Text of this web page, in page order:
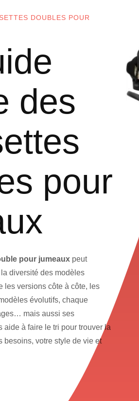
DOUBLES POUR
des
pour
pour jumeauxpeut
diversité des modèles
les versions côte à côte, les
évolutifs, chaque
mais aussi ses
aide à faire le tri pour trouver la
besoins, votre style de vie et
3 en 1 Duo Lux –
de 1439,00€